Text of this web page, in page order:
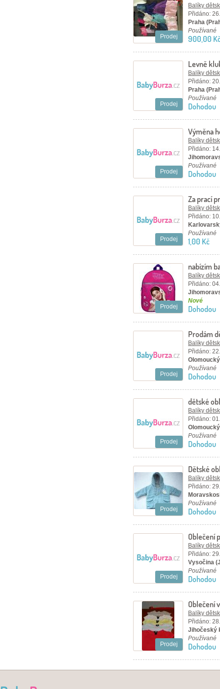
Prodej
Balíky
Přidáno:
Praha
Používané
900,00
Prodej
Levně
Balíky
Přidáno:
Praha
Používané
Dohodou
Prodej
Výměna
chlapecké
Balíky
Přidáno:
Používané
Dohodou
Prodej
Za prací
Balíky
Přidáno:
Používané
1,00 Kč
Prodej
nabízím
Balíky
Přidáno:
Nové
Dohodou
Prodej
Prodám
Balíky
Přidáno:
Používané
Dohodou
Prodej
dětské
Balíky
Přidáno:
Používané
Dohodou
Prodej
Dětské
roku 56-
větší
Balíky
Přidáno:
Používané
Dohodou
Prodej
Oblečení
Balíky
Přidáno:
Vysočina
Používané
Dohodou
Prodej
Oblečení
Balíky
Přidáno:
Jihočeský
Používané
Dohodou